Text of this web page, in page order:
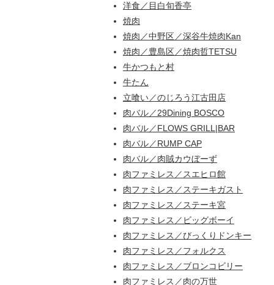
洋食／目白旬香亭
焼肉
焼肉／中野区／深谷牛焼肉Kan
焼肉／豊島区／焼肉哲TETSU
牛かつもと村
牛たん
立喰い／のじろう江古田店
肉バル／29Dining BOSCO
肉バル／FLOWS GRILL|BAR
肉バル／RUMP CAP
肉バル／肉賊カウぼーず
肉ファミレス／スエヒロ館
肉ファミレス／ステーキガスト
肉ファミレス／ステーキ宮
肉ファミレス／ビッグボーイ
肉ファミレス／びっくりドンキー
肉ファミレス／フォルクス
肉ファミレス／ブロンコビリー
肉ファミレス／肉の万世